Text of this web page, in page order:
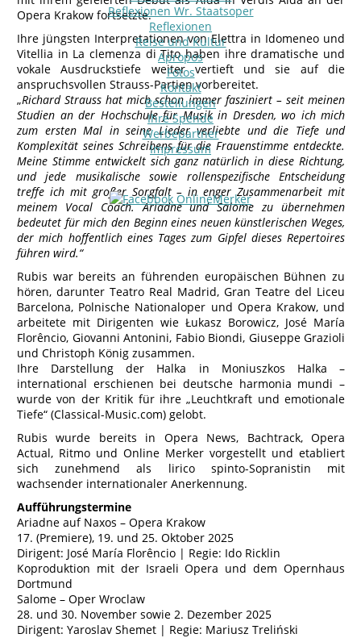
Reflexionen Wr. Staatsoper
Reflexionen
Reise und Kultur
Apropos
Fotos
Kontakt
Bestellungen
Ihre Spende
Werbepartner
Impressum
Opera Krakow fortsetzte.
Ihre jüngsten Interpretationen von Elettra in Idomeneo und
Vitellia in La clemenza di Tito haben ihre dramatische und
vokale Ausdruckstiefe weiter vertieft und sie auf die
anspruchsvollen Strauss-Partien vorbereitet.
„Richard Strauss hat mich schon immer fasziniert – seit meinen
Studien an der Hochschule für Musik in Dresden, wo ich mich
zum ersten Mal in seine Lieder verliebte und die Tiefe und
Komplexität seines Schreibens für die Frauenstimme entdeckte.
Meine Stimme entwickelt sich ganz natürlich in diese Richtung,
und jede musikalische sowie rollenspezifische Entscheidung
treffe ich mit großer Sorgfalt – in enger Zusammenarbeit mit
meinem Vocal Coach. Ariadne und Salome zu übernehmen
bedeutet für mich den Beginn eines neuen künstlerischen Weges,
der mich hoffentlich eines Tages zum Gipfel dieses Repertoires
führen wird.“
Rubis war bereits an führenden europäischen Bühnen zu
hören, darunter Teatro Real Madrid, Gran Teatre del Liceu
Barcelona, Polnische Nationaloper und Opera Krakow, und
arbeitete mit Dirigenten wie Łukasz Borowicz, José María
Florêncio, Giovanni Antonini, Fabio Biondi, Giuseppe Grazioli
und Christoph König zusammen.
Ihre Darstellung der Halka in Moniuszkos Halka –
international erschienen bei deutsche harmonia mundi –
wurde von der Kritik für ihre „Leuchtkraft und emotionale
Tiefe“ (Classical-Music.com) gelobt.
Rubis wurde bereits in Opera News, Bachtrack, Opera
Actual, Ritmo und Online Merker vorgestellt und etabliert
sich zunehmend als lirico spinto-Sopranistin mit
wachsender internationaler Anerkennung.
Aufführungstermine
Ariadne auf Naxos – Opera Krakow
17. (Premiere), 19. und 25. Oktober 2025
Dirigent: José María Florêncio | Regie: Ido Ricklin
Koproduktion mit der Israeli Opera und dem Opernhaus
Dortmund
Salome – Oper Wroclaw
28. und 30. November sowie 2. Dezember 2025
Dirigent: Yaroslav Shemet | Regie: Mariusz Treliński